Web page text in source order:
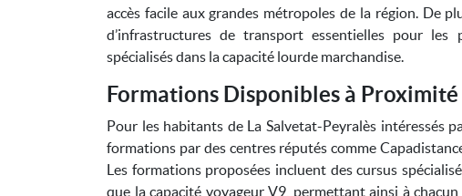
accès facile aux grandes métropoles de la région. De
d’infrastructures de transport essentielles pour
spécialisés dans la capacité lourde marchandise.
Formations Disponibles à Proximité
Pour les habitants de La Salvetat-Peyralès intéressés
formations par des centres réputés comme
Les formations proposées incluent des cursus
que la capacité voyageur V9, permettant ainsi à